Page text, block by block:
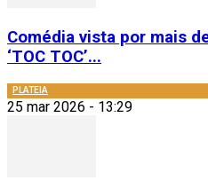
Comédia vista por mais
‘TOC TOC’...
PLATEIA
25 mar 2026 - 13:29